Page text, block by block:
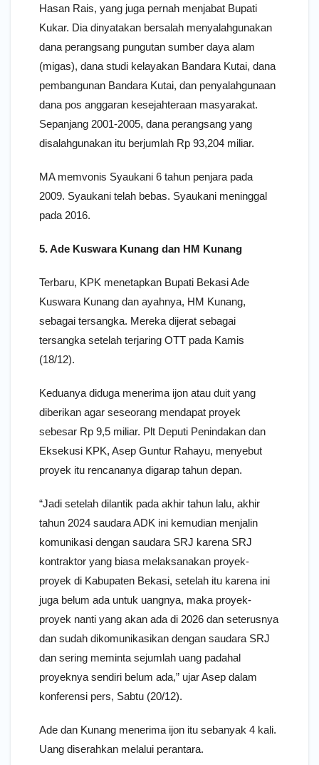
Hasan Rais, yang juga pernah menjabat Bupati
Kukar. Dia dinyatakan bersalah menyalahgunakan
dana perangsang pungutan sumber daya alam
(migas), dana studi kelayakan Bandara Kutai, dana
pembangunan Bandara Kutai, dan penyalahgunaan
dana pos anggaran kesejahteraan masyarakat.
Sepanjang 2001-2005, dana perangsang yang
disalahgunakan itu berjumlah Rp 93,204 miliar.
MA memvonis Syaukani 6 tahun penjara pada
2009. Syaukani telah bebas. Syaukani meninggal
pada 2016.
5. Ade Kuswara Kunang dan HM Kunang
Terbaru, KPK menetapkan Bupati Bekasi Ade
Kuswara Kunang dan ayahnya, HM Kunang,
sebagai tersangka. Mereka dijerat sebagai
tersangka setelah terjaring OTT pada Kamis
(18/12).
Keduanya diduga menerima ijon atau duit yang
diberikan agar seseorang mendapat proyek
sebesar Rp 9,5 miliar. Plt Deputi Penindakan dan
Eksekusi KPK, Asep Guntur Rahayu, menyebut
proyek itu rencananya digarap tahun depan.
“Jadi setelah dilantik pada akhir tahun lalu, akhir
tahun 2024 saudara ADK ini kemudian menjalin
komunikasi dengan saudara SRJ karena SRJ
kontraktor yang biasa melaksanakan proyek-
proyek di Kabupaten Bekasi, setelah itu karena ini
juga belum ada untuk uangnya, maka proyek-
proyek nanti yang akan ada di 2026 dan seterusnya
dan sudah dikomunikasikan dengan saudara SRJ
dan sering meminta sejumlah uang padahal
proyeknya sendiri belum ada,” ujar Asep dalam
konferensi pers, Sabtu (20/12).
Ade dan Kunang menerima ijon itu sebanyak 4 kali.
Uang diserahkan melalui perantara.